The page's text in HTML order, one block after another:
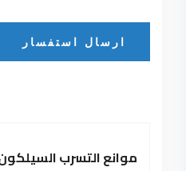
ارسال استفسار
موانع التسرب